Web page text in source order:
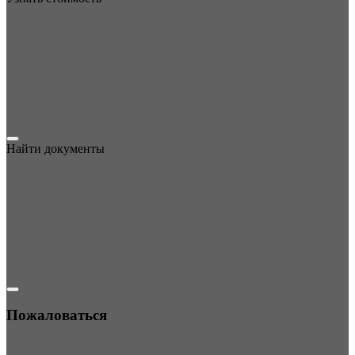
Найти документы
Пожаловаться